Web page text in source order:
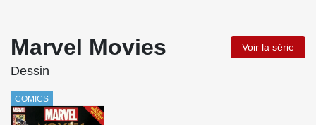
Marvel Movies Voir la série
Dessin
COMICS